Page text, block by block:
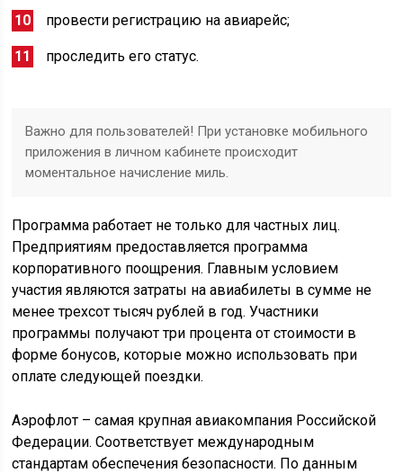
провести регистрацию на авиарейс;
проследить его статус.
Важно для пользователей! При установке мобильного
приложения в личном кабинете происходит
моментальное начисление миль.
Программа работает не только для частных лиц.
Предприятиям предоставляется программа
корпоративного поощрения. Главным условием
участия являются затраты на авиабилеты в сумме не
менее трехсот тысяч рублей в год. Участники
программы получают три процента от стоимости в
форме бонусов, которые можно использовать при
оплате следующей поездки.
Аэрофлот – самая крупная авиакомпания Российской
Федерации. Соответствует международным
стандартам обеспечения безопасности. По данным